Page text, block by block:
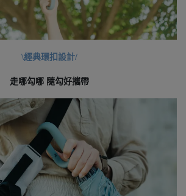
\經典環扣設計/
走哪勾哪 隨勾好攜帶